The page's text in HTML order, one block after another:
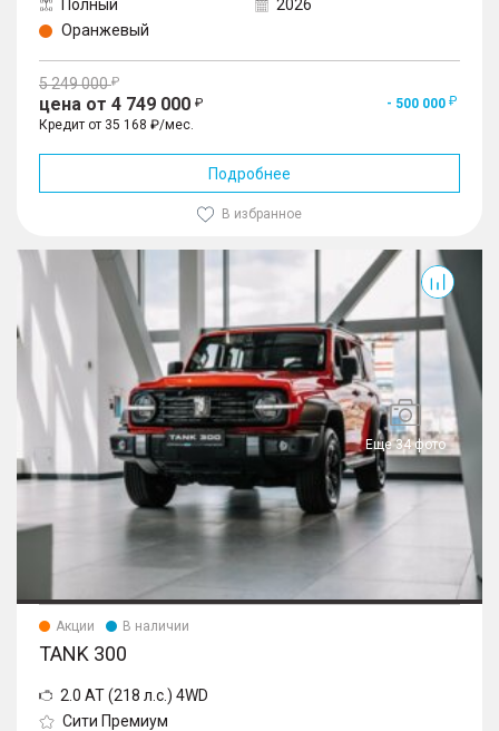
Полный
2026
Оранжевый
5 249 000
цена от 4 749 000
- 500 000
Кредит от 35 168 ₽/мес.
Подробнее
В избранное
Еще 34 фото
300
Акции В наличии
TANK 300
2.0 AT (218 л.с.) 4WD
Сити Премиум